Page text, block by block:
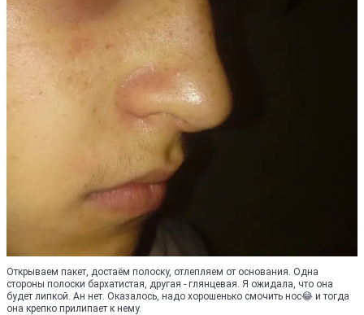
Открываем пакет, достаём полоску, отлепляем от основания. Одна
стороны полоски бархатистая, другая - глянцевая. Я ожидала, что она
будет липкой. Ан нет. Оказалось, надо хорошенько смочить нос😂 и тогда
она крепко прилипает к нему.